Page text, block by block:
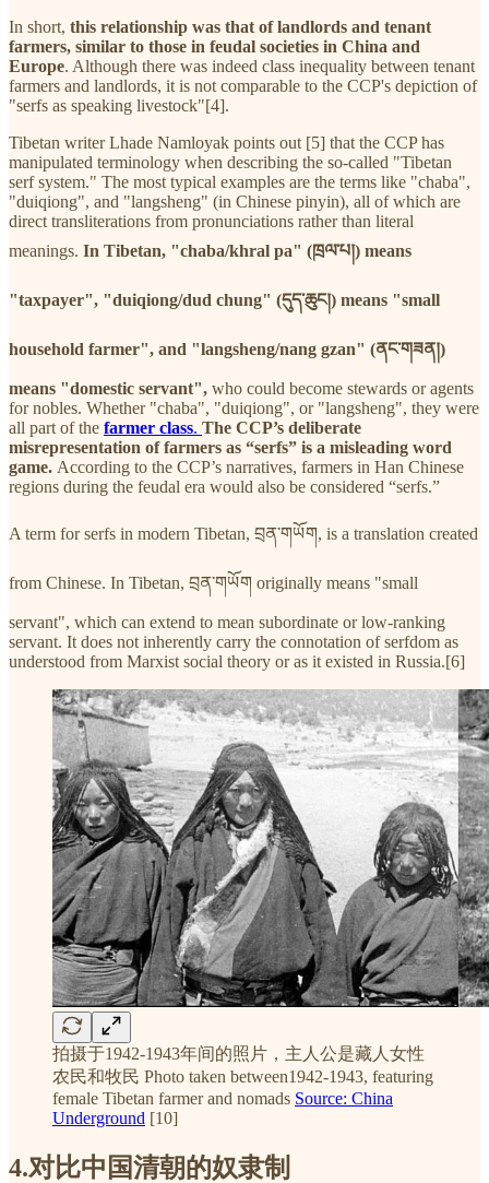
In short, this relationship was that of landlords and tenant
farmers, similar to those in feudal societies in China and
Europe. Although there was indeed class inequality between tenant
farmers and landlords, it is not comparable to the CCP's depiction of
"serfs as speaking livestock"[4].
Tibetan writer Lhade Namloyak points out [5] that the CCP has
manipulated terminology when describing the so-called "Tibetan
serf system." The most typical examples are the terms like "chaba",
"duiqiong", and "langsheng" (in Chinese pinyin), all of which are
direct transliterations from pronunciations rather than literal
meanings. In Tibetan, "chaba/khral pa" (ཁྲལ་པ།) means
"taxpayer", "duiqiong/dud chung" (དུད་ཆུང།) means "small
household farmer", and "langsheng/nang gzan" (ནང་གཟན།)
means "domestic servant", who could become stewards or agents
for nobles. Whether "chaba", "duiqiong", or "langsheng", they were
all part of the farmer class. The CCP’s deliberate
misrepresentation of farmers as “serfs” is a misleading word
game. According to the CCP’s narratives, farmers in Han Chinese
regions during the feudal era would also be considered “serfs.”
A term for serfs in modern Tibetan, བྲན་གཡོག, is a translation created
from Chinese. In Tibetan, བྲན་གཡོག originally means "small
servant", which can extend to mean subordinate or low-ranking
servant. It does not inherently carry the connotation of serfdom as
understood from Marxist social theory or as it existed in Russia.[6]
拍摄于1942-1943年间的照片，主人公是藏人女性
农民和牧民 Photo taken between1942-1943, featuring
female Tibetan farmer and nomads Source: China
Underground [10]
4.对比中国清朝的奴隶制